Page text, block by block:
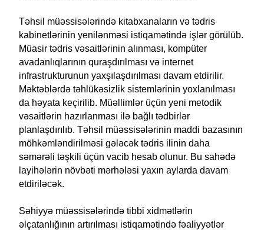
Təhsil müəssisələrində kitabxanaların və tədris
kabinetlərinin yenilənməsi istiqamətində işlər görülüb.
Müasir tədris vəsaitlərinin alınması, kompüter
avadanlıqlarının quraşdırılması və internet
infrastrukturunun yaxşılaşdırılması davam etdirilir.
Məktəblərdə təhlükəsizlik sistemlərinin yoxlanılması
da həyata keçirilib. Müəllimlər üçün yeni metodik
vəsaitlərin hazırlanması ilə bağlı tədbirlər
planlaşdırılıb. Təhsil müəssisələrinin maddi bazasının
möhkəmləndirilməsi gələcək tədris ilinin daha
səmərəli təşkili üçün vacib hesab olunur. Bu sahədə
layihələrin növbəti mərhələsi yaxın aylarda davam
etdiriləcək.
Səhiyyə müəssisələrində tibbi xidmətlərin
əlçatanlığının artırılması istiqamətində fəaliyyətlər